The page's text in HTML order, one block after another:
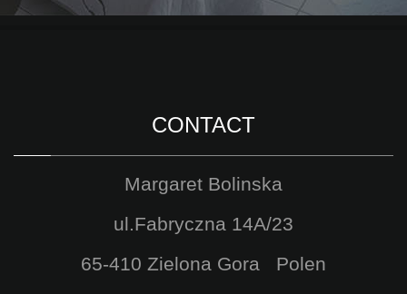
CONTACT
Margaret Bolinska
ul.Fabryczna 14A/23
65-410 Zielona Gora Polen